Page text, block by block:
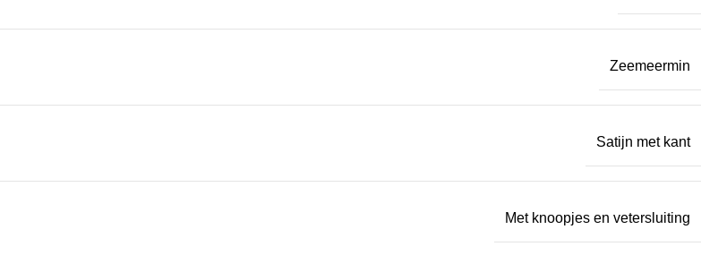
Zeemeermin
Satijn met kant
Met knoopjes en vetersluiting